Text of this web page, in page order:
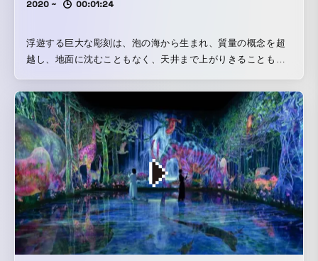
2020 ~ 00:01:24
浮遊する巨大な彫刻は、泡の海から生まれ、質量の概念を超
越し、地面に沈むこともなく、天井まで上がりきることもな
曖昧で、千切れて小さくなったり、くっついて大きくなった
りする。人がこの彫刻に身体ごと入り込んでも存在は維持さ
れ、人々によって壊されても、自ら修復する。しかし、塊
は、自ら修復できる範囲を超えて破壊された時、修復が追い
つかず崩れていく。そして、人々が押したり、横にのけよう
としても、この彫刻を動かすことができないし、人々が風を
あおげば、彫刻は散り散りになってしまう。人間の物理的な
行為では、この彫刻を動かすことすらできない。 石ころや、
これまで人間がつくってきたものは、物体であり、物体はそ
れ自体で安定的な構造をもつ。石ころは、外界から遮断され
密封された箱に入れても存在し続ける。 一方、海に生まれる